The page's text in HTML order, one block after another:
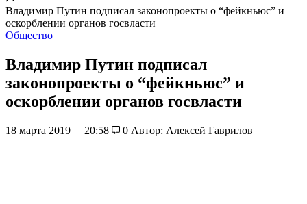
Владимир Путин подписал законопроекты о “фейкньюс” и
оскорблении органов госвласти
Общество
Владимир Путин подписал
законопроекты о “фейкньюс” и
оскорблении органов госвласти
18 марта 2019 20:58 0 Автор: Алексей Гаврилов